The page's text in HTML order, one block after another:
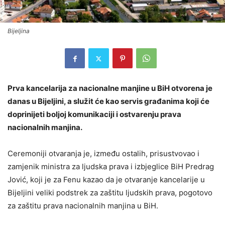
Bijeljina
Prva kancelarija za nacionalne manjine u BiH otvorena je
danas u Bijeljini, a služit će kao servis građanima koji će
doprinijeti boljoj komunikaciji i ostvarenju prava
nacionalnih manjina.
Ceremoniji otvaranja je, između ostalih, prisustvovao i
zamjenik ministra za ljudska prava i izbjeglice BiH Predrag
Jović, koji je za Fenu kazao da je otvaranje kancelarije u
Bijeljini veliki podstrek za zaštitu ljudskih prava, pogotovo
za zaštitu prava nacionalnih manjina u BiH.